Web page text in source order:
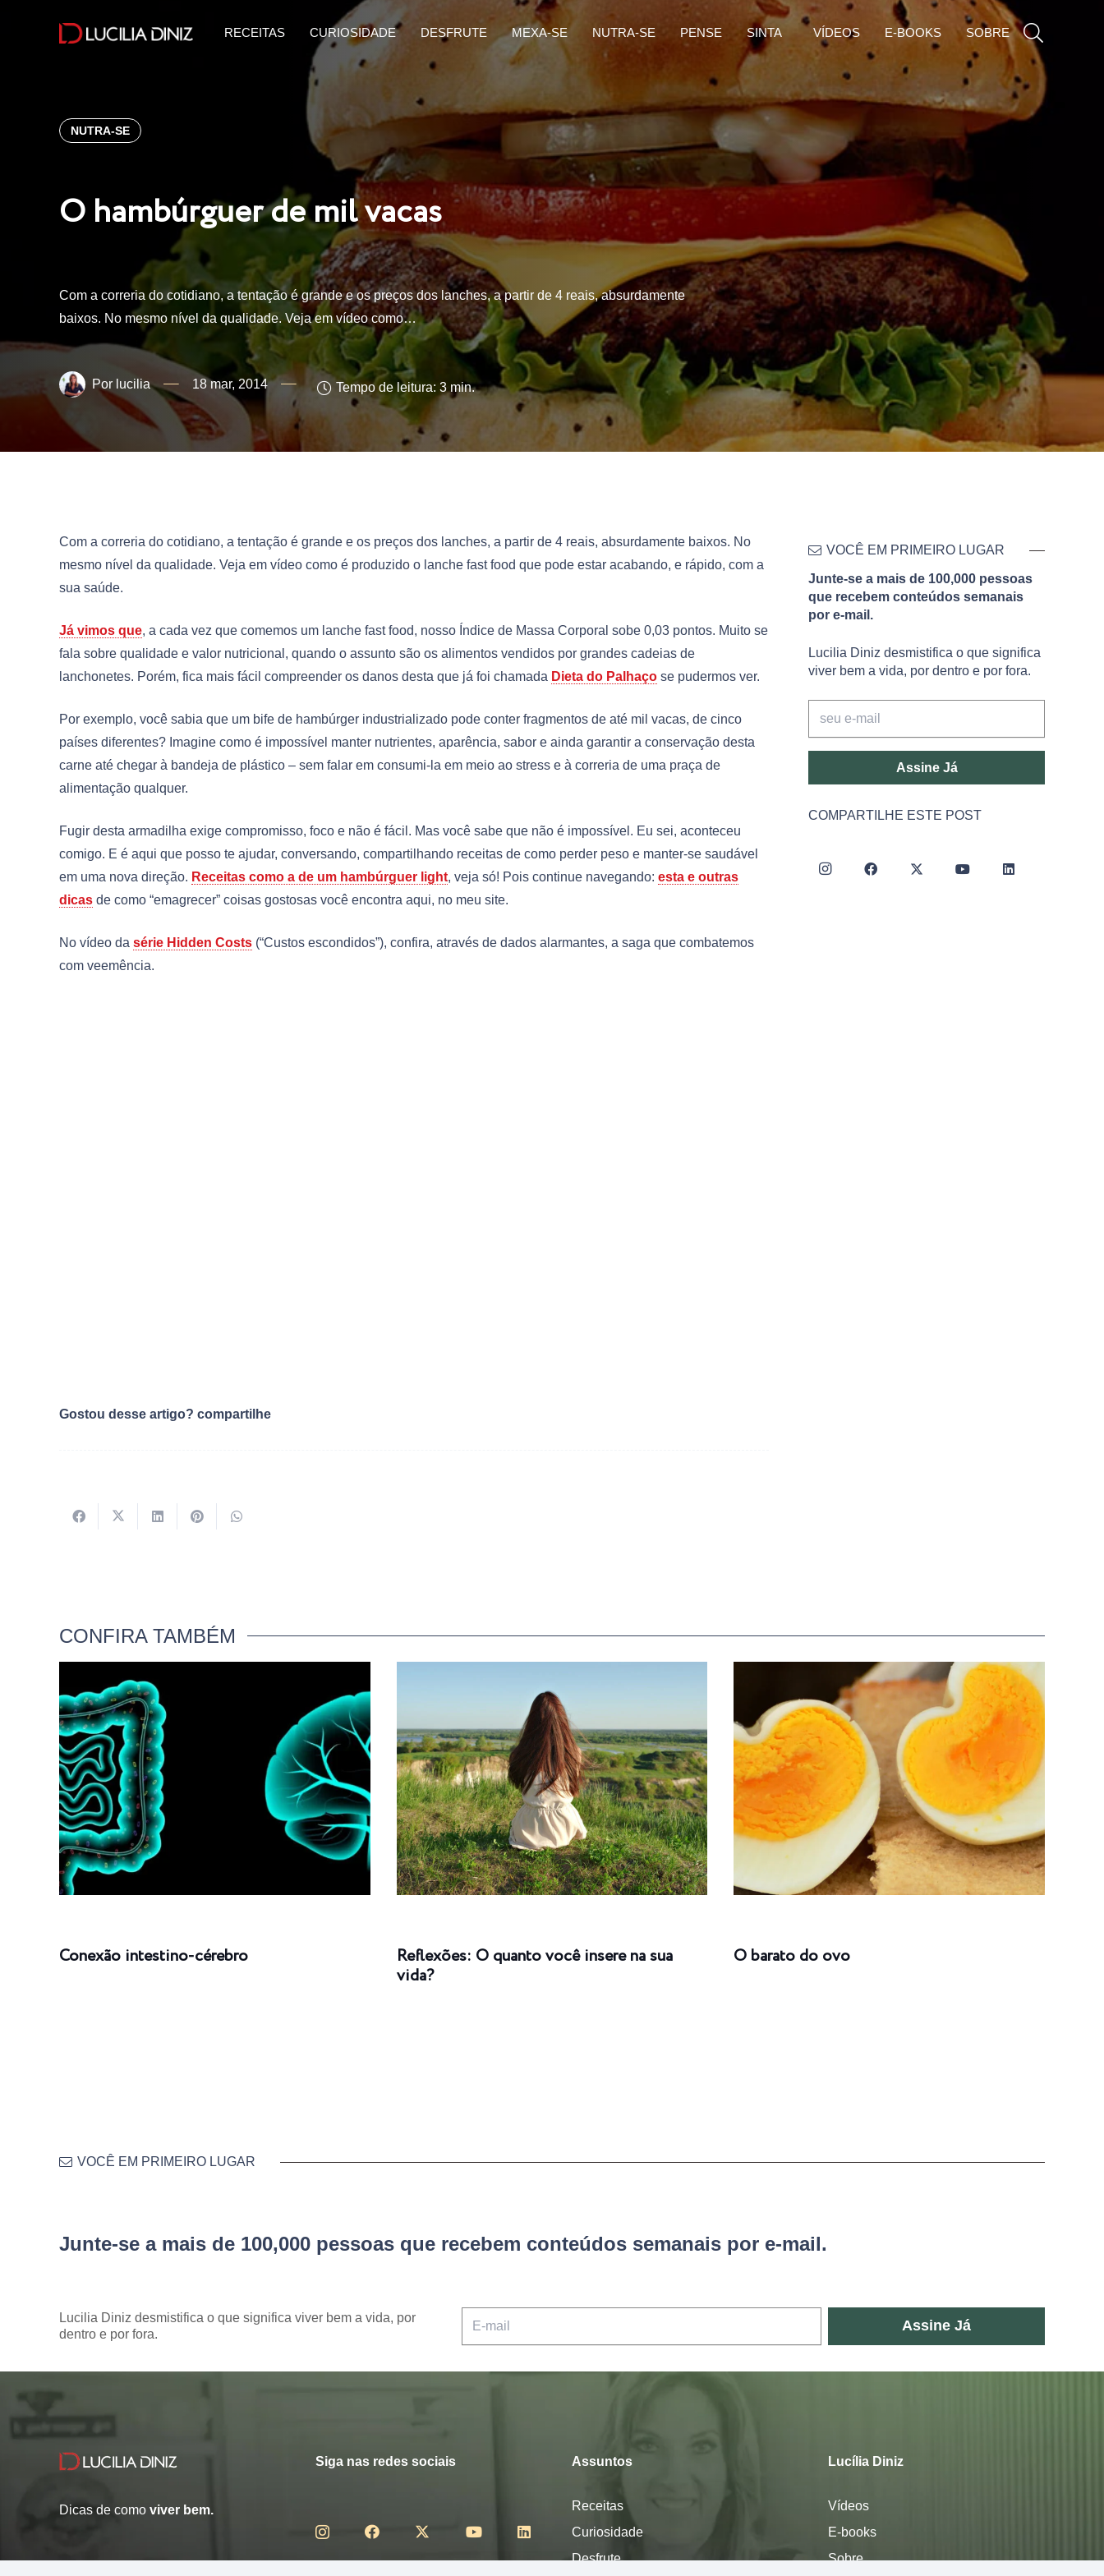
RECEITAS CURIOSIDADE DESFRUTE MEXA-SE NUTRA-SE PENSE SINTA VÍDEOS E-BOOKS SOBRE
NUTRA-SE
O hambúrguer de mil vacas
Com a correria do cotidiano, a tentação é grande e os preços dos lanches, a partir de 4 reais, absurdamente
baixos. No mesmo nível da qualidade. Veja em vídeo como…
lucilia 18 mar, 2014 Tempo de leitura: 3 min.
Com a correria do cotidiano, a tentação é grande e os preços dos lanches, a partir de 4 reais, absurdamente baixos. No
mesmo nível da qualidade. Veja em vídeo como é produzido o lanche fast food que pode estar acabando, e rápido, com a
sua saúde.
Já vimos que, a cada vez que comemos um lanche fast food, nosso Índice de Massa Corporal sobe 0,03 pontos. Muito se
fala sobre qualidade e valor nutricional, quando o assunto são os alimentos vendidos por grandes cadeias de
lanchonetes. Porém, fica mais fácil compreender os danos desta que já foi chamada Dieta do Palhaço se pudermos ver.
Por exemplo, você sabia que um bife de hambúrger industrializado pode conter fragmentos de até mil vacas, de cinco
países diferentes? Imagine como é impossível manter nutrientes, aparência, sabor e ainda garantir a conservação desta
carne até chegar à bandeja de plástico – sem falar em consumi-la em meio ao stress e à correria de uma praça de
alimentação qualquer.
Fugir desta armadilha exige compromisso, foco e não é fácil. Mas você sabe que não é impossível. Eu sei, aconteceu
comigo. E é aqui que posso te ajudar, conversando, compartilhando receitas de como perder peso e manter-se saudável
em uma nova direção. Receitas como a de um hambúrguer light, veja só! Pois continue navegando: esta e outras
dicas de como “emagrecer” coisas gostosas você encontra aqui, no meu site.
No vídeo da série Hidden Costs (“Custos escondidos”), confira, através de dados alarmantes, a saga que combatemos
com veemência.
Gostou desse artigo? compartilhe
VOCÊ EM PRIMEIRO LUGAR
Junte-se a mais de 100,000 pessoas
que recebem conteúdos semanais
por e-mail.
Lucilia Diniz desmistifica o que significa
viver bem a vida, por dentro e por fora.
Assine Já
COMPARTILHE ESTE POST
CONFIRA TAMBÉM
Conexão intestino-cérebro
Reflexões: O quanto você insere na sua
vida?
O barato do ovo
VOCÊ EM PRIMEIRO LUGAR
Junte-se a mais de 100,000 pessoas que recebem conteúdos semanais por e-mail.
Lucilia Diniz desmistifica o que significa viver bem a vida, por
dentro e por fora.
Assine Já
Dicas de como viver bem.
Siga nas redes sociais Assuntos
Receitas
Curiosidade
Desfrute
Lucília Diniz
Vídeos
E-books
Sobre